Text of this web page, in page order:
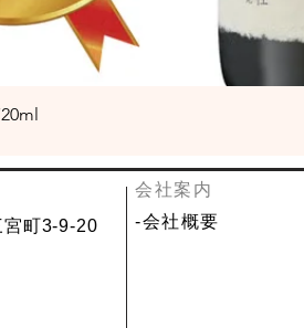
宮町3-9-20
​会社案内
-会社概要